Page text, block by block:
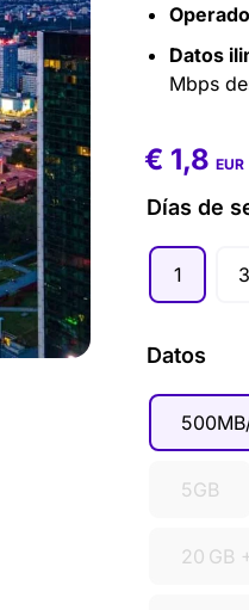
Datos
Mbps
€ 1,8 –€
Días de
1 3
Datos
5GB
20 GB
€ 1,8 EUR